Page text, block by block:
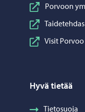
Porvoon
Taidetehdas
Visit Porvoo
Hyvä tietää
Tietosuoja